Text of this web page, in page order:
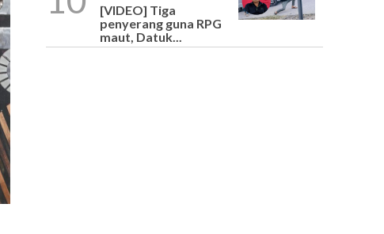
[VIDEO] Tiga
penyerang guna RPG
maut, Datuk...